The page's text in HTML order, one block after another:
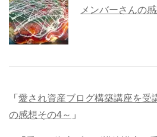
メンバーさんの
「 愛され資産ブログ構築講座を受
の感想その4～ 」